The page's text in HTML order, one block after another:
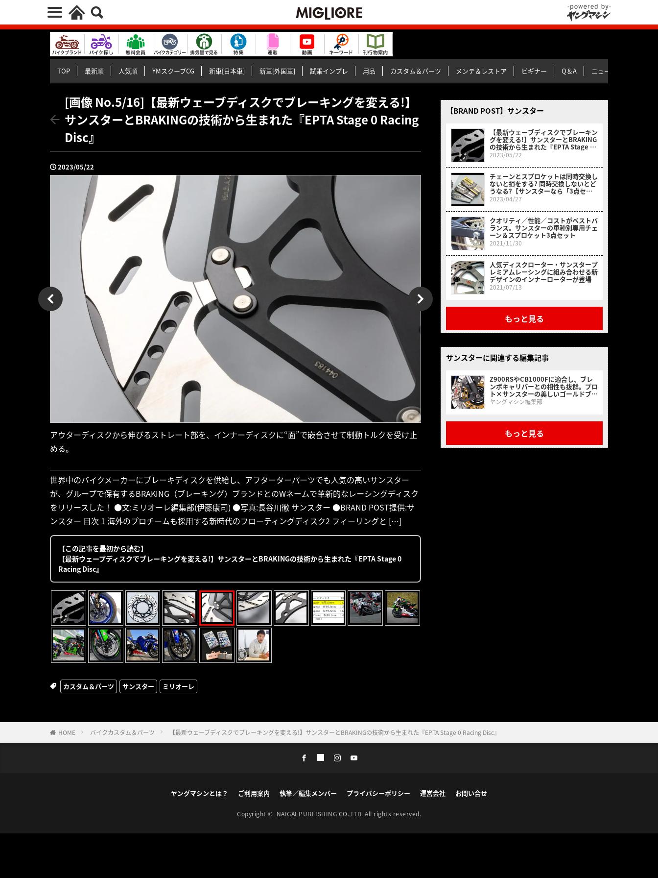
TOP 最新順 人気順 YMスクープCG 新車[日本車] 新車[外国車] 試乗インプレ 用品 カスタム＆パーツ メンテ＆レストア ビギナー Q＆A ニュース＆トピックス
[画像 No.5/16]【最新ウェーブディスクでブレーキングを変える!】
サンスターとBRAKINGの技術から生まれた『EPTA Stage 0 Racing
Disc』
2023/05/22
アウターディスクから伸びるストレート部を、インナーディスクに“面”で嵌合させて制動トルクを受け止
める。
世界中のバイクメーカーにブレーキディスクを供給し、アフターターパーツでも人気の高いサンスター
が、グループで保有するBRAKING（ブレーキング）ブランドとのWネームで革新的なレーシングディスク
をリリースした！ ●文:ミリオーレ編集部(伊藤康司) ●写真:長谷川徹 サンスター ●BRAND POST提供:サ
ンスター 目次 1 海外のプロチームも採用する新時代のフローティングディスク2 フィーリングと […]
【この記事を最初から読む】
【最新ウェーブディスクでブレーキングを変える!】サンスターとBRAKINGの技術から生まれた『EPTA Stage 0
Racing Disc』
カスタム＆パーツ サンスター ミリオーレ
【BRAND POST】サンスター
【最新ウェーブディスクでブレーキン
グを変える!】サンスターとBRAKING
の技術から生まれた『EPTA Stage 0
Racing Disc』
2023/05/22
チェーンとスプロケットは同時交換し
ないと損をする? 同時交換しないとど
うなる?【サンスターなら「3点セッ
ト」があるから迷わない!】
2023/04/27
クオリティ／性能／コストがベストバ
ランス。サンスターの車種別専用チェ
ーン＆スプロケット3点セット
2021/11/30
人気ディスクローター・サンスタープ
レミアムレーシングに組み合わせる新
デザインのインナーローターが登場
2021/07/13
もっと見る
サンスターに関連する編集記事
Z900RSやCB1000Fに適合し、ブレ
ンボキャリパーとの相性も抜群。プロ
ト×サンスターの美しいゴールドブレ
ーキディスクが登場
ヤングマシン編集部
もっと見る
HOME バイクカスタム＆パーツ 【最新ウェーブディスクでブレーキングを変える!】サンスターとBRAKINGの技術から生まれた『EPTA Stage 0 Racing Disc』
ヤングマシンとは？ ご利用案内 執筆／編集メンバー プライバシーポリシー 運営会社 お問い合せ
Copyright © NAIGAI PUBLISHING CO.,LTD. All rights reserved.